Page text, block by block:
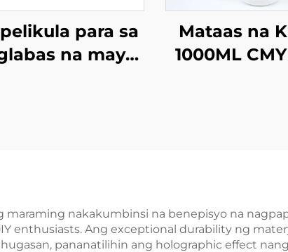
pelikula para sa
na may
Mataas na
1000ML
maraming nakakumbinsi na benepisyo na
enthusiasts. Ang exceptional durability ng
pananatilihin ang holographic effect